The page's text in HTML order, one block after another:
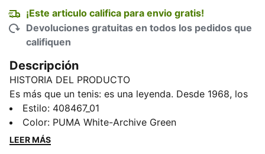
¡Este articulo califica para envio gratis!
Devoluciones gratuitas en todos los pedidos que
califiquen
Descripción
HISTORIA DEL PRODUCTO
Es más que un tenis: es una leyenda. Desde 1968, los
PUMA Suede siguen siendo un ícono de la moda
urbana, el deporte y el estilo. Estos tenis son una
actualización del modelo original con detalles en
Estilo: 408467_01
Color: PUMA White-Archive Green
LEER MÁS